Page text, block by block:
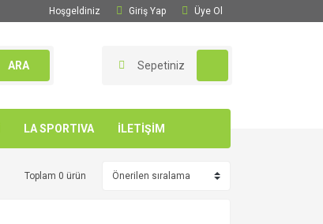
Hoşgeldiniz Giriş Yap Üye Ol
ARA Sepetiniz
LA SPORTIVA İLETİŞİM
Toplam 0 ürün